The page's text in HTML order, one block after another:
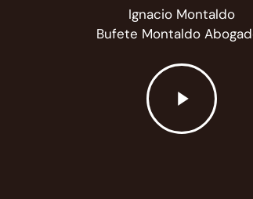
Ignacio Montaldo
Bufete Montaldo
Play
Video